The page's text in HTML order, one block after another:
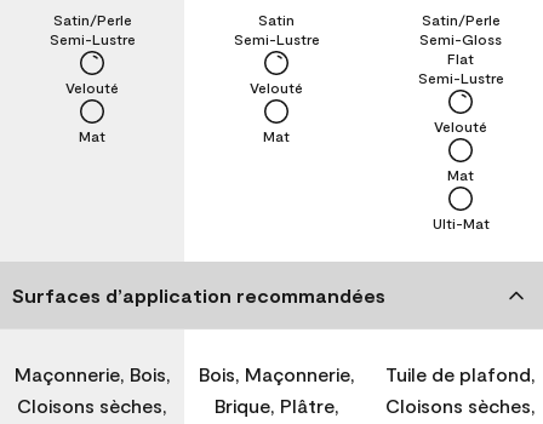
Mat
Velouté
Semi-Lustre
Satin/Perle
Mat
Velouté
Semi-Lustre
Satin
Ulti-Mat
Mat
Velouté
Semi-Lustre
Flat
Semi-Gloss
Satin/Perle
Surfaces d’application recommandées
Maçonnerie, Bois,
Cloisons sèches,
Bois, Maçonnerie,
Brique, Plâtre,
Tuile de plafond,
Cloisons sèches,